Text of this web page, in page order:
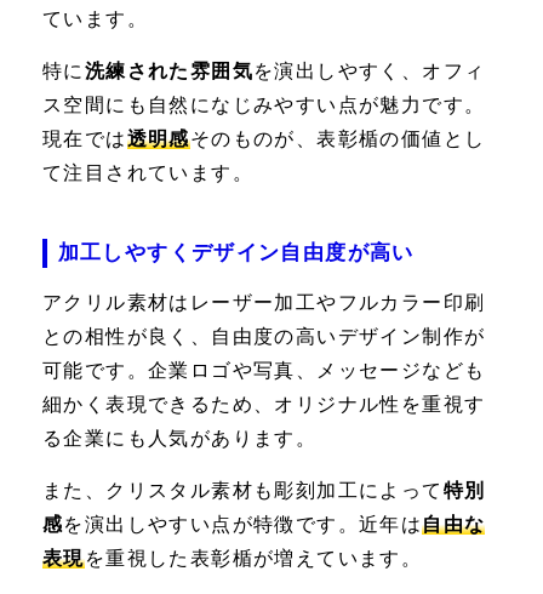
ています。
特に 洗練された雰囲気を演出しやすく、オフィ
ス空間にも自然になじみやすい点が魅力です。
現在では透明感そのものが、表彰楯の価値とし
て注目されています。
加工しやすくデザイン自由度が高い
アクリル素材はレーザー加工やフルカラー印刷
との相性が良く、自由度の高いデザイン制作が
可能です。企業ロゴや写真、メッセージなども
細かく表現できるため、オリジナル性を重視す
る企業にも人気があります。
また、クリスタル素材も彫刻加工によって 特別
感を演出しやすい点が特徴です。近年は自由な
表現を重視した表彰楯が増えています。